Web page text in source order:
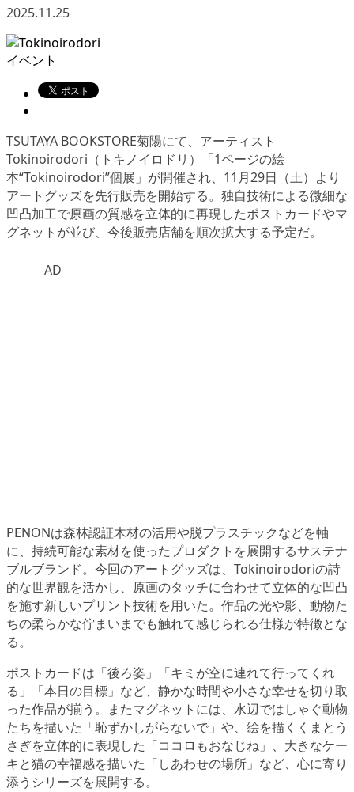
2025.11.25
イベント
TSUTAYA BOOKSTORE菊陽にて、アーティスト
Tokinoirodori（トキノイロドリ）「1ページの絵
本“Tokinoirodori”個展」が開催され、11月29日（土）より
アートグッズを先行販売を開始する。独自技術による微細な
凹凸加工で原画の質感を立体的に再現したポストカードやマ
グネットが並び、今後販売店舗を順次拡大する予定だ。
AD
PENONは森林認証木材の活用や脱プラスチックなどを軸
に、持続可能な素材を使ったプロダクトを展開するサステナ
ブルブランド。今回のアートグッズは、Tokinoirodoriの詩
的な世界観を活かし、原画のタッチに合わせて立体的な凹凸
を施す新しいプリント技術を用いた。作品の光や影、動物た
ちの柔らかな佇まいまでも触れて感じられる仕様が特徴とな
る。
ポストカードは「後ろ姿」「キミが空に連れて行ってくれ
る」「本日の目標」など、静かな時間や小さな幸せを切り取
った作品が揃う。またマグネットには、水辺ではしゃぐ動物
たちを描いた「恥ずかしがらないで」や、絵を描くくまとう
さぎを立体的に表現した「ココロもおなじね」、大きなケー
キと猫の幸福感を描いた「しあわせの場所」など、心に寄り
添うシリーズを展開する。